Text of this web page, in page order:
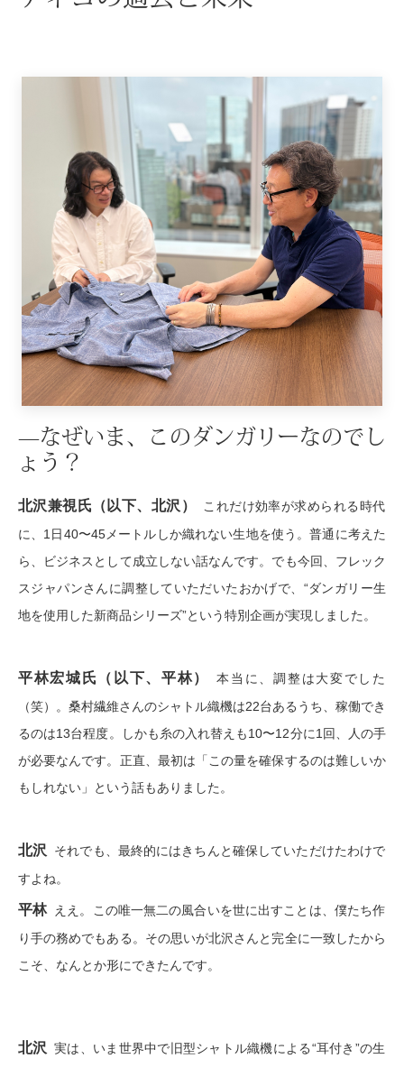
すべて見る
ーブルウェア
ジュウオッチ
ランド
すべて見る
ウオッチ
ネックレス
ブレスレット
その他
ファッショ
帽子
マフラー／ス
スカーフ／ス
靴下
その他
和装
—なぜいま、このダンガリーなのでし
ょう？
北沢兼視氏（以下、北沢） これだけ効率が求められる時代
に、1日40〜45メートルしか織れない生地を使う。普通に考えた
ら、ビジネスとして成立しない話なんです。でも今回、フレック
スジャパンさんに調整していただいたおかげで、“ダンガリー生
地を使用した新商品シリーズ”という特別企画が実現しました。
平林宏城氏（以下、平林） 本当に、調整は大変でした
（笑）。桑村繊維さんのシャトル織機は22台あるうち、稼働でき
るのは13台程度。しかも糸の入れ替えも10〜12分に1回、人の手
が必要なんです。正直、最初は「この量を確保するのは難しいか
もしれない」という話もありました。
北沢 それでも、最終的にはきちんと確保していただけたわけで
すよね。
平林 ええ。この唯一無二の風合いを世に出すことは、僕たち作
り手の務めでもある。その思いが北沢さんと完全に一致したから
こそ、なんとか形にできたんです。
北沢 実は、いま世界中で旧型シャトル織機による“耳付き”の生